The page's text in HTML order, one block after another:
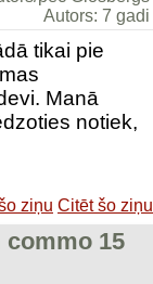
Autors: 7 gadi
tikai pie
Manā
notiek,
ziņu Citēt šo ziņu
commo 15